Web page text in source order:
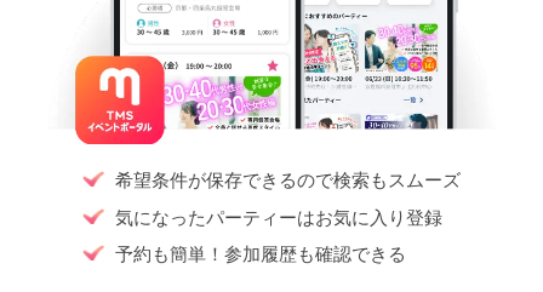
希望条件が保存できるので検索もスムーズ
気になったパーティーはお気に入り登録
予約も簡単！参加履歴も確認できる